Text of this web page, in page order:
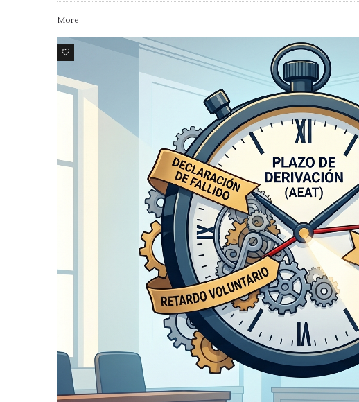
More
0